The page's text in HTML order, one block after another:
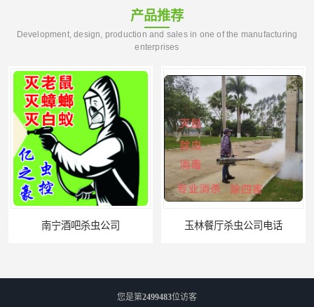
产品推荐
Development, design, production and sales in one of the manufacturing
enterprises
酒吧杀虫公司 玉林餐厅杀虫公司电话
您是第2499483位访客